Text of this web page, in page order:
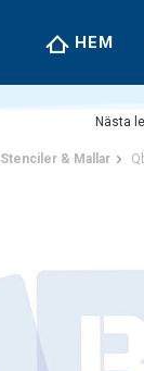
HEM
Nästa
Stenciler & Mallar